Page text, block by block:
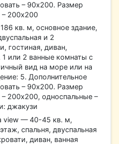
– 90х200. Размер
– 200х200
кв. м, основное здание,
и 2
гостиная, диван,
или 2 ванные комнаты с
вид на море или на
5. Дополнительное
– 90х200. Размер
– 200х200, односпальные –
джакузи
view — 40-45 кв. м,
спальня, двуспальная
диван, ванная